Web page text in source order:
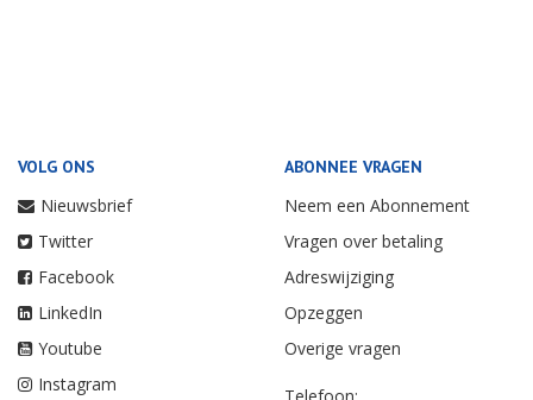
VOLG ONS
Nieuwsbrief
Twitter
Facebook
LinkedIn
Youtube
Instagram
ABONNEE VRAGEN
Neem een Abonnement
Vragen over betaling
Adreswijziging
Opzeggen
Overige vragen